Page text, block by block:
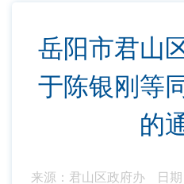
岳阳市君山
于陈银刚等
的
来源：君山区政府办
日